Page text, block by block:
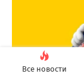
Все новости